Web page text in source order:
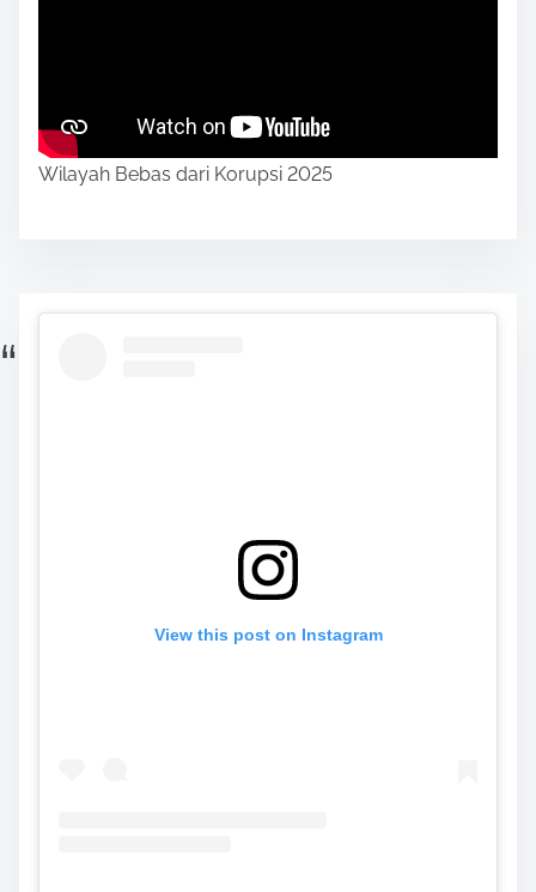
Wilayah Bebas dari Korupsi 2025
View this post on Instagram